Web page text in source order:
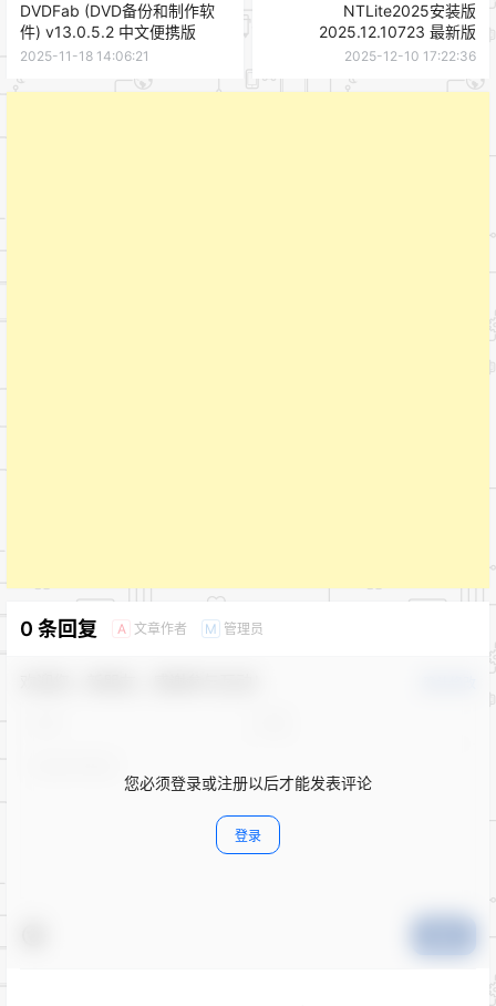
DVDFab (DVD备份和制作软
件) v13.0.5.2 中文便携版
2025-11-18 14:06:21
NTLite2025安装版
2025.12.10723 最新版
2025-12-10 17:22:36
0 条回复 A 文章作者 M 管理员
您必须登录或注册以后才能发表评论
登录